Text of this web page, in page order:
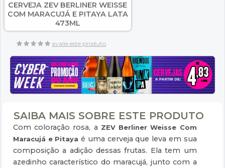
CERVEJA ZEV BERLINER WEISSE
COM MARACUJÁ E PITAYA LATA
473ML
avalie este produto
SAIBA MAIS SOBRE ESTE PRODUTO
Com coloração rosa, a ZEV Berliner Weisse Com
Maracujá e Pitaya é uma cerveja que leva em sua
composição a adição dessas frutas. Ela tem um
azedinho característico do maracujá, junto com a